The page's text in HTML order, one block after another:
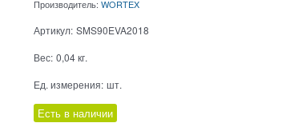
Производитель: WORTEX
Артикул: SMS90EVA2018
Вес: 0,04кг.
Ед. измерения: шт.
Есть в наличии